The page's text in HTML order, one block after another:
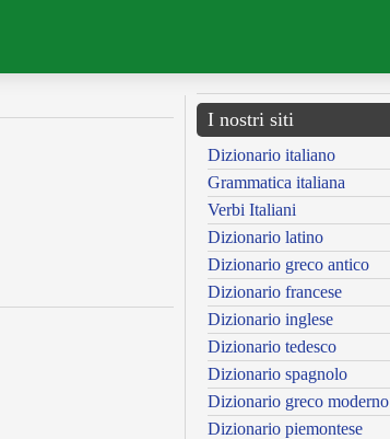
I nostri siti
Dizionario italiano
Grammatica italiana
Verbi Italiani
Dizionario latino
Dizionario greco antico
Dizionario francese
Dizionario inglese
Dizionario tedesco
Dizionario spagnolo
Dizionario greco moderno
Dizionario piemontese